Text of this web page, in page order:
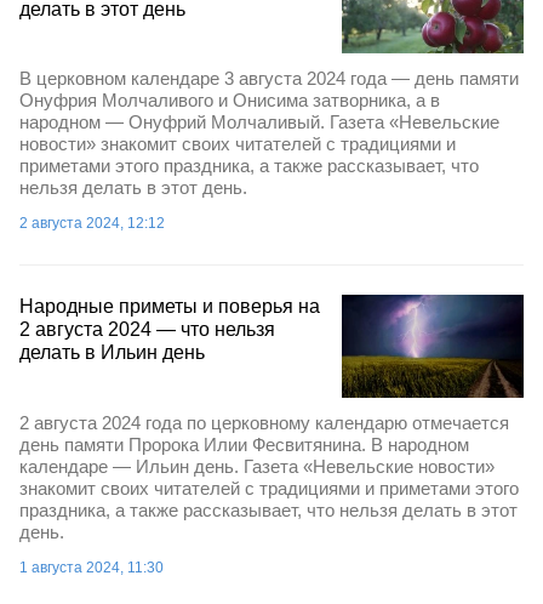
делать в этот день
В церковном календаре 3 августа 2024 года — день памяти
Онуфрия Молчаливого и Онисима затворника, а в
народном — Онуфрий Молчаливый. Газета «Невельские
новости» знакомит своих читателей с традициями и
приметами этого праздника, а также рассказывает, что
нельзя делать в этот день.
2 августа 2024, 12:12
Народные приметы и поверья на
2 августа 2024 — что нельзя
делать в Ильин день
2 августа 2024 года по церковному календарю отмечается
день памяти Пророка Илии Фесвитянина. В народном
календаре — Ильин день. Газета «Невельские новости»
знакомит своих читателей с традициями и приметами этого
праздника, а также рассказывает, что нельзя делать в этот
день.
1 августа 2024, 11:30